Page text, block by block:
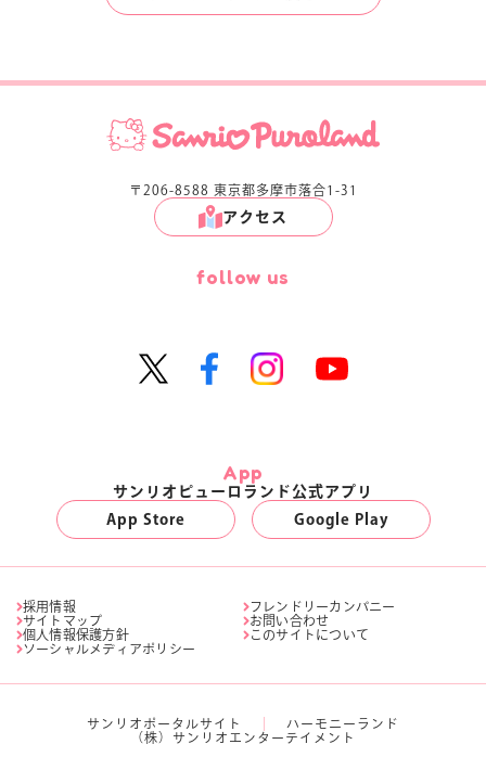
〒206-8588 東京都多摩市落合1-31
アクセス
follow us
App
サンリオピューロランド公式アプリ
App Store
Google Play
採用情報
フレンドリーカンパニー
サイトマップ
お問い合わせ
個人情報保護方針
このサイトについて
ソーシャルメディアポリシー
サンリオポータルサイト
ハーモニーランド
（株）サンリオエンターテイメント